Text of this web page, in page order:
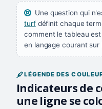
Une question qui
turfdéfinit chaque
comment le tableau
en langage courant
LÉGENDE DES
Indicateurs de
une ligne se